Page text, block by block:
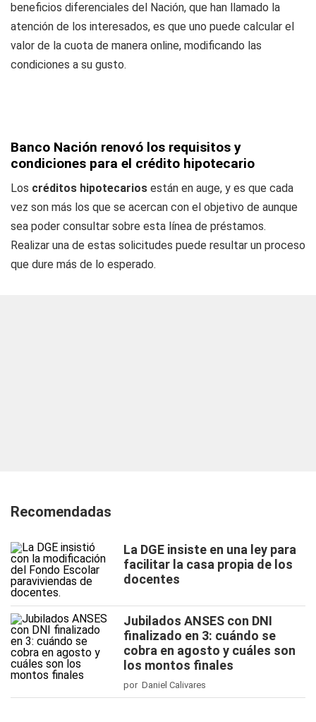
beneficios diferenciales del Nación, que han llamado la
atención de los interesados, es que uno puede calcular el
valor de la cuota de manera online, modificando las
condiciones a su gusto.
Banco Nación renovó los requisitos y
condiciones para el crédito hipotecario
Los créditos hipotecarios están en auge, y es que cada
vez son más los que se acercan con el objetivo de aunque
sea poder consultar sobre esta línea de préstamos.
Realizar una de estas solicitudes puede resultar un proceso
que dure más de lo esperado.
Recomendadas
La DGE insiste en una ley para
facilitar la casa propia de los
docentes
Jubilados ANSES con DNI
finalizado en 3: cuándo se
cobra en agosto y cuáles son
los montos finales
por Daniel Calivares